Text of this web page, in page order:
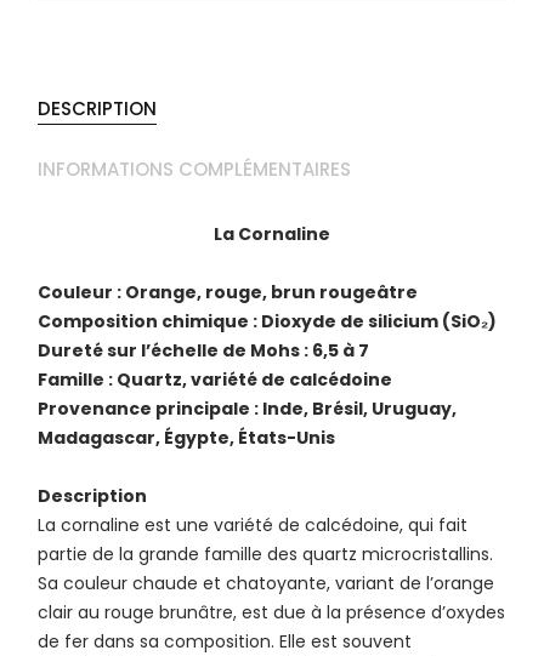
DESCRIPTION
INFORMATIONS COMPLÉMENTAIRES
La Cornaline
Couleur : Orange, rouge, brun rougeâtre
Composition chimique : Dioxyde de silicium (SiO₂)
Dureté sur l’échelle de Mohs : 6,5 à 7
Famille : Quartz, variété de calcédoine
Provenance principale : Inde, Brésil, Uruguay,
Madagascar, Égypte, États-Unis
Description
La cornaline est une variété de calcédoine, qui fait
partie de la grande famille des quartz microcristallins.
Sa couleur chaude et chatoyante, variant de l’orange
clair au rouge brunâtre, est due à la présence d’oxydes
de fer dans sa composition. Elle est souvent